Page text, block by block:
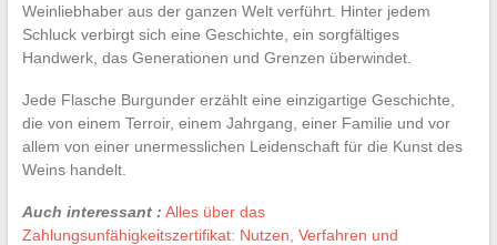
Weinliebhaber aus der ganzen Welt verführt. Hinter jedem
Schluck verbirgt sich eine Geschichte, ein sorgfältiges
Handwerk, das Generationen und Grenzen überwindet.
Jede Flasche Burgunder erzählt eine einzigartige Geschichte,
die von einem Terroir, einem Jahrgang, einer Familie und vor
allem von einer unermesslichen Leidenschaft für die Kunst des
Weins handelt.
Auch interessant : Alles über das
Zahlungsunfähigkeitszertifikat: Nutzen, Verfahren und